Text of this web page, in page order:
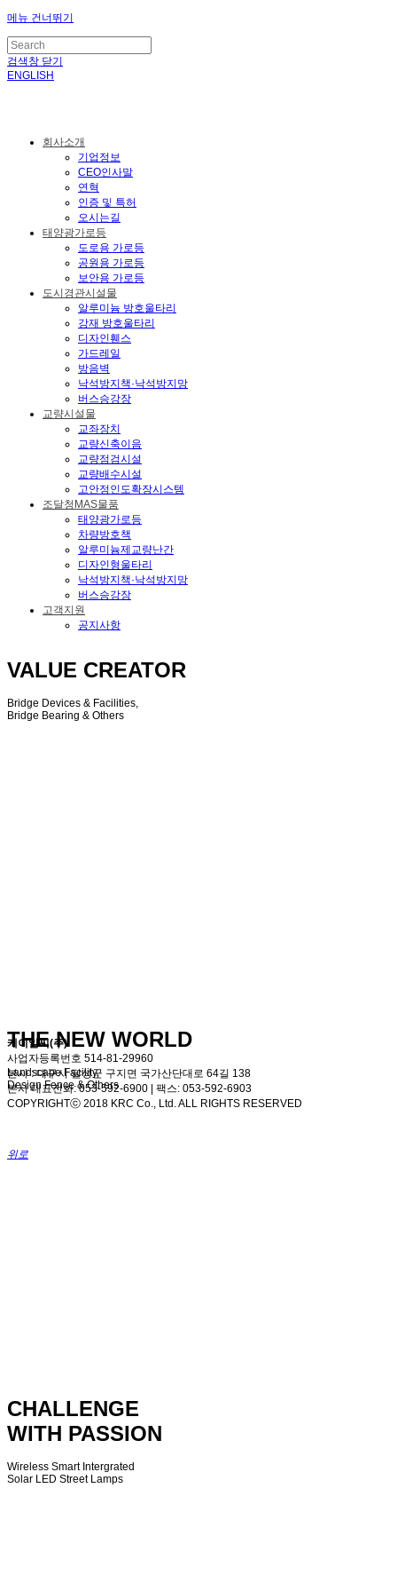
메뉴 건너뛰기
검색창 닫기
ENGLISH
회사소개
기업정보
CEO인사말
연혁
인증 및 특허
오시는길
태양광가로등
도로용 가로등
공원용 가로등
보안용 가로등
도시경관시설물
알루미늄 방호울타리
강재 방호울타리
디자인휀스
가드레일
방음벽
낙석방지책·낙석방지망
버스승강장
교량시설물
교좌장치
교량신축이음
교량점검시설
교량배수시설
고안정인도확장시스템
조달청MAS물품
태양광가로등
차량방호책
알루미늄제교량난간
디자인형울타리
낙석방지책·낙석방지망
버스승강장
고객지원
공지사항
VALUE CREATOR
Bridge Devices & Facilities,
Bridge Bearing & Others
THE NEW WORLD
Landscape Facility,
Design Fence & Others
CHALLENGE
WITH PASSION
Wireless Smart Intergrated
Solar LED Street Lamps
케이알씨(주)
사업자등록번호 514-81-29960
본사 : 대구시 달성군 구지면 국가산단대로 64길 138
본사 대표전화: 053-592-6900 | 팩스: 053-592-6903
COPYRIGHTⓒ 2018 KRC Co., Ltd. ALL RIGHTS RESERVED
위로